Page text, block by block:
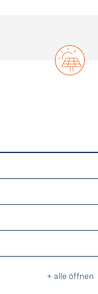
+ alle öffnen